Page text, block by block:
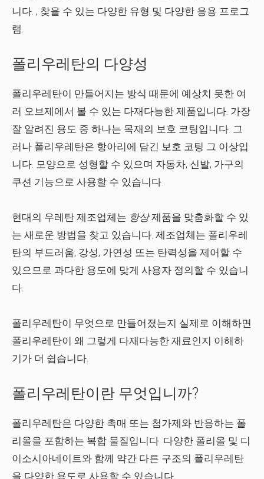
니다. , 찾을 수 있는 다양한 유형 및 다양한 응용 프로그
램.
폴리우레탄의 다양성
폴리우레탄이 만들어지는 방식 때문에 예상치 못한 여
러 오브제에서 볼 수 있는 다재다능한 제품입니다. 가장
잘 알려진 용도 중 하나는 목재의 보호 코팅입니다. 그
러나 폴리우레탄은 항아리에 담긴 보호 코팅 그 이상입
니다. 모양으로 성형할 수 있으며 자동차, 신발, 가구의
쿠션 기능으로 사용할 수 있습니다.
현대의 우레탄 제조업체는 항상제품을 맞춤화할 수 있
는 새로운 방법을 찾고 있습니다. 제조업체는 폴리우레
탄의 부드러움, 강성, 가연성 또는 탄력성을 제어할 수
있으므로 과다한 용도에 맞게 사용자 정의할 수 있습니
다.
폴리우레탄이 무엇으로 만들어졌는지 실제로 이해하면
폴리우레탄이 왜 그렇게 다재다능한 재료인지 이해하
기가 더 쉽습니다.
폴리우레탄이란 무엇입니까?
폴리우레탄은 다양한 촉매 또는 첨가제와 반응하는 폴
리올을 포함하는 복합 물질입니다. 다양한 폴리올 및 디
이소시아네이트와 함께 약간 다른 구조의 폴리우레탄
을 다양한 용도로 사용할 수 있습니다.